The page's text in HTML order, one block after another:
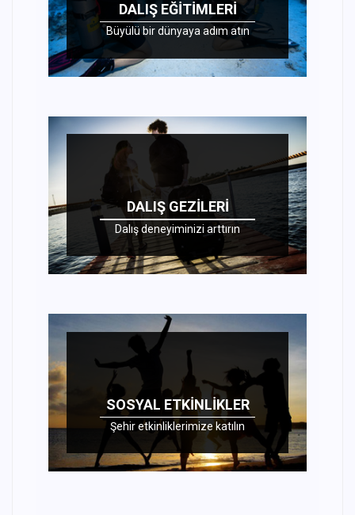
DALIŞ EĞITIMLERI
Büyülü bir dünyaya adım atın
DALIŞ GEZILERI
Dalış deneyiminizi arttırın
SOSYAL ETKINLIKLER
Şehir etkinliklerimize katılın